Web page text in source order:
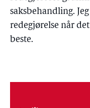
saksbehandling.
redegjørelse når
beste.